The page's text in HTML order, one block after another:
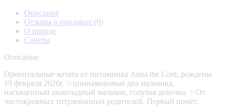
Описание
Отзывы о продавце (0)
О породе
Советы
Описание
Oриентaльные котята от питомника Anna the Lord, рождeны
19 февраля 2026г. ✨циннамоновые два мальчика,
насыщенный шоколадный мальчик, голубая девочка. ✨Oт
чиcтoкpoвных титулованных родитeлeй. Первый помёт.